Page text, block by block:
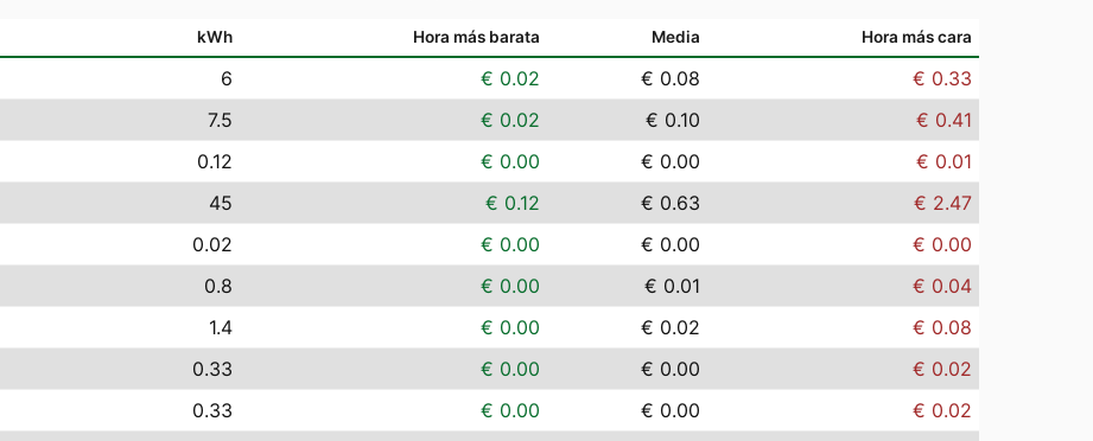
kWh Hora más barata Media Hora más cara
6 € 0.02 € 0.08
€ 0.33
7.5 € 0.02 € 0.10
€ 0.41
0.12 € 0.00 € 0.00
€ 0.01
45 € 0.12 € 0.63
€ 2.47
0.02 € 0.00 € 0.00
€ 0.00
0.8 € 0.00 € 0.01
€ 0.04
1.4 € 0.00 € 0.02
€ 0.08
0.33 € 0.00 € 0.00
€ 0.02
0.33 € 0.00 € 0.00
€ 0.02